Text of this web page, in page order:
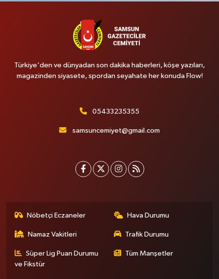
Türkiye'den ve dünyadan son dakika haberleri, köşe yazıları,
magazinden siyasete, spordan seyahate her konuda Flow!
05433235355
samsuncemiyet@gmail.com
Nöbetçi Eczaneler Hava Durumu
Namaz Vakitleri Trafik Durumu
Süper Lig Puan Durumu
ve Fikstür
Tüm Manşetler